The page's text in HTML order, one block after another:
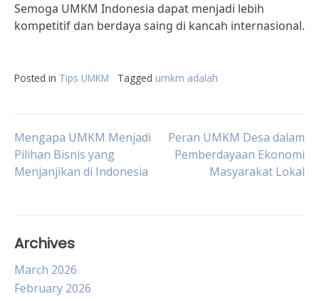
Semoga UMKM Indonesia dapat menjadi lebih
kompetitif dan berdaya saing di kancah internasional.
Posted in Tips UMKM Tagged umkm adalah
Post
navigation
Mengapa UMKM Menjadi
Pilihan Bisnis yang
Menjanjikan di Indonesia
Peran UMKM Desa dalam
Pemberdayaan Ekonomi
Masyarakat Lokal
Archives
March 2026
February 2026